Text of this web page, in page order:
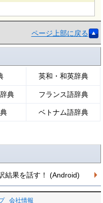
ページ上部に戻る
英和・和英辞典
典 フランス語辞典
ベトナム語辞典
結果を話す！ (Android)
会社情報